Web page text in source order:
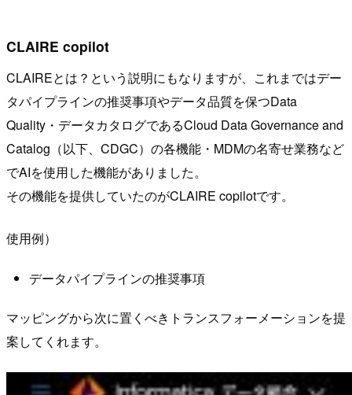
CLAIRE copilot
CLAIREとは？という説明にもなりますが、これまではデー
タパイプラインの推奨事項やデータ品質を保つData
Quality・データカタログであるCloud Data Governance and
Catalog（以下、CDGC）の各機能・MDMの名寄せ業務など
でAIを使用した機能がありました。
その機能を提供していたのがCLAIRE copilotです。
使用例）
データパイプラインの推奨事項
マッピングから次に置くべきトランスフォーメーションを提
案してくれます。